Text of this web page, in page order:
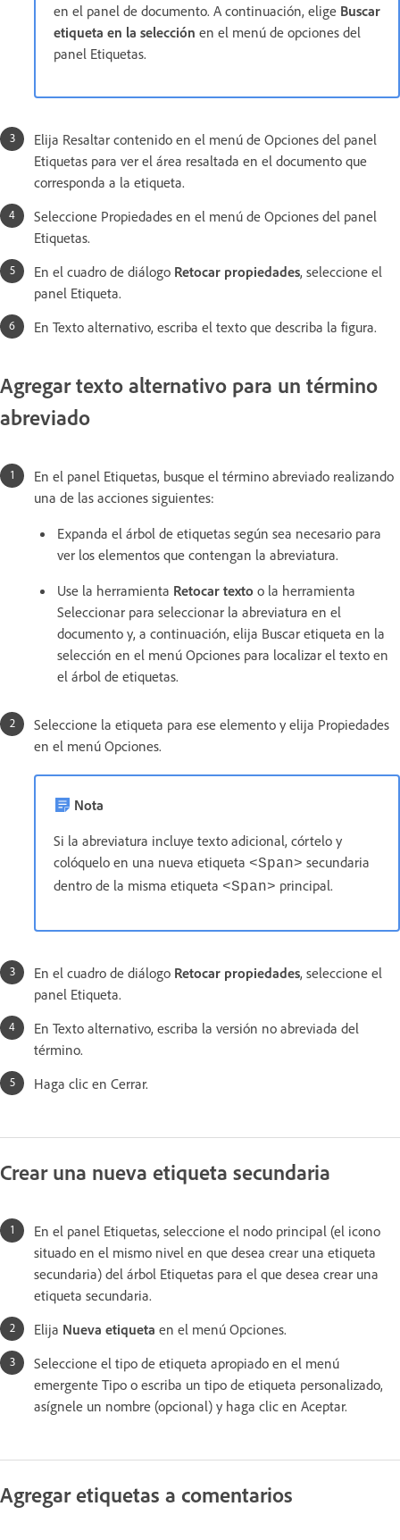
en el panel de documento. A continuación, elige Buscar
etiqueta en la selección en el menú de opciones del
panel Etiquetas.
Elija Resaltar contenido en el menú de Opciones del panel
Etiquetas para ver el área resaltada en el documento que
corresponda a la etiqueta.
Seleccione Propiedades en el menú de Opciones del panel
Etiquetas.
En el cuadro de diálogo Retocar propiedades, seleccione el
panel Etiqueta.
En Texto alternativo, escriba el texto que describa la figura.
Agregar texto alternativo para un término
abreviado
En el panel Etiquetas, busque el término abreviado realizando
una de las acciones siguientes:
Expanda el árbol de etiquetas según sea necesario para
ver los elementos que contengan la abreviatura.
Use la herramienta Retocar texto o la herramienta
Seleccionar para seleccionar la abreviatura en el
documento y, a continuación, elija Buscar etiqueta en la
selección en el menú Opciones para localizar el texto en
el árbol de etiquetas.
Seleccione la etiqueta para ese elemento y elija Propiedades
en el menú Opciones.
Nota
Si la abreviatura incluye texto adicional, córtelo y
colóquelo en una nueva etiqueta <Span> secundaria
dentro de la misma etiqueta <Span> principal.
En el cuadro de diálogo Retocar propiedades, seleccione el
panel Etiqueta.
En Texto alternativo, escriba la versión no abreviada del
término.
Haga clic en Cerrar.
Crear una nueva etiqueta secundaria
En el panel Etiquetas, seleccione el nodo principal (el icono
situado en el mismo nivel en que desea crear una etiqueta
secundaria) del árbol Etiquetas para el que desea crear una
etiqueta secundaria.
Elija Nueva etiqueta en el menú Opciones.
Seleccione el tipo de etiqueta apropiado en el menú
emergente Tipo o escriba un tipo de etiqueta personalizado,
asígnele un nombre (opcional) y haga clic en Aceptar.
Agregar etiquetas a comentarios